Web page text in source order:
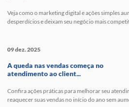
Veja como o marketing digital e ações simples
desperdícios e deixam seu negócio mais
09 dez. 2025
A queda nas vendas começa no
atendimento ao client...
Confira ações práticas para melhorar seu
reaquecer suas vendas no início do ano sem